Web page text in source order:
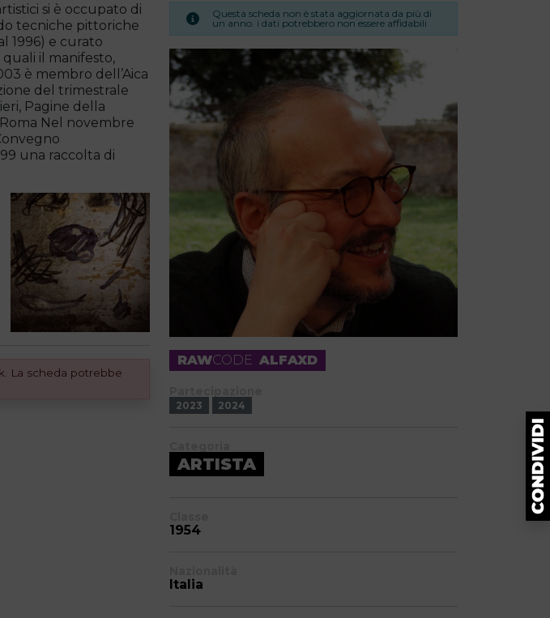
si è occupato di
tecniche pittoriche
1996) e curato
quali il manifesto,
è membro dell’Aica
del trimestrale
Pagine della
Nel novembre
una raccolta di
La scheda potrebbe
Questa scheda non è stata aggiornata da più di
un anno. i dati potrebbero non essere affidabili
RAWCODE ALFAXD
2023 2024
ARTISTA
1954
Italia